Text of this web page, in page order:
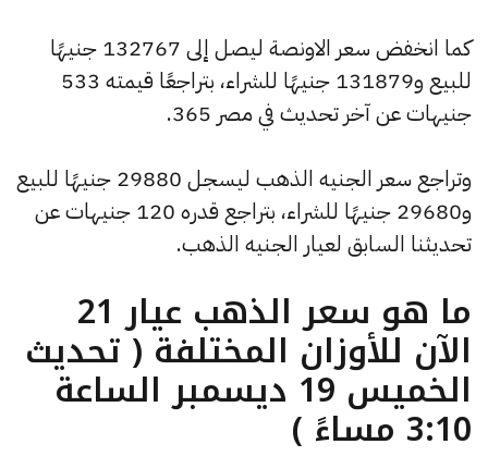
كما انخفض سعر الاونصة ليصل إلى 132767 جنيهًا
للبيع و131879 جنيهًا للشراء، بتراجعًا قيمته 533
جنيهات عن آخر تحديث في مصر 365.
وتراجع سعر الجنيه الذهب ليسجل 29880 جنيهًا للبيع
و29680 جنيهًا للشراء، بتراجع قدره 120 جنيهات عن
تحديثنا السابق لعيار الجنيه الذهب.
ما هو سعر الذهب عيار 21
الآن للأوزان المختلفة ( تحديث
الخميس 19 ديسمبر الساعة
3:10 مساءً )